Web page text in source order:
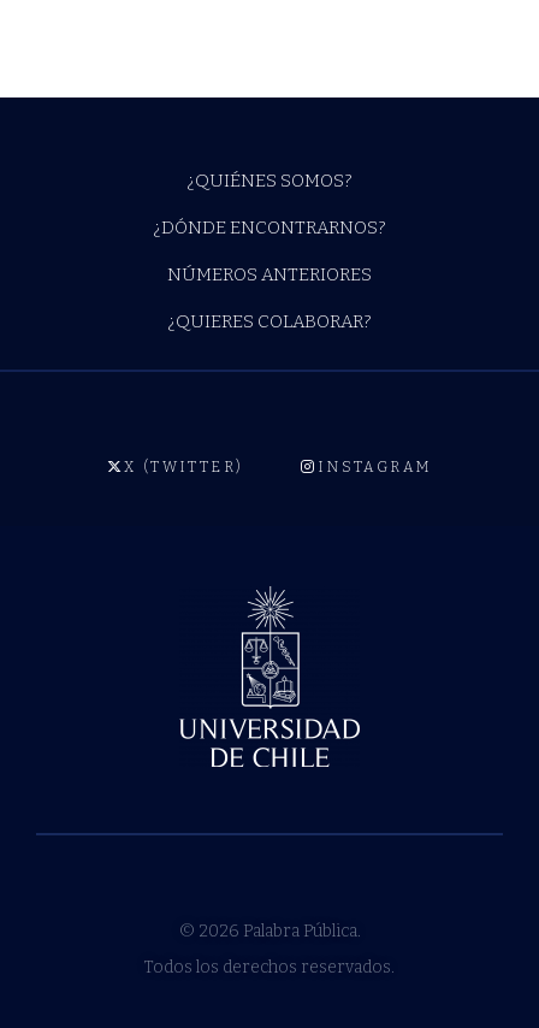
¿QUIÉNES SOMOS?
¿DÓNDE ENCONTRARNOS?
NÚMEROS ANTERIORES
¿QUIERES COLABORAR?
X (TWITTER) INSTAGRAM
© 2026 Palabra Pública.
Todos los derechos reservados.